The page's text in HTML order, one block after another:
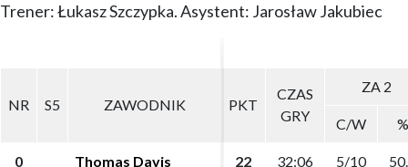
Trener: Łukasz Szczypka. Asystent: Jarosław Jakubiec
NR S5 ZAWODNIK PKT
CZAS
GRY
ZA 2
C/W %
0 Thomas Davis 22 32:06 5/10
NR S5 ZAWODNIK PKT
CZAS
GRY
ZA 2
C/W %
0 Thomas Davis 22 32:06 5/10